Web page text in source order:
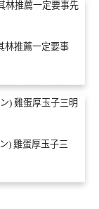
林推薦一定要事
) 雞蛋厚玉子三